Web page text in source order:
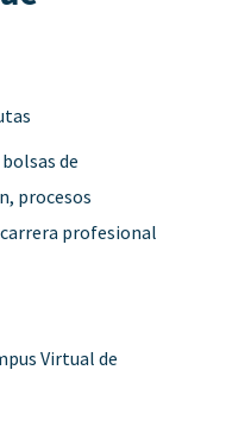
de
procesos
profesional
Virtual de